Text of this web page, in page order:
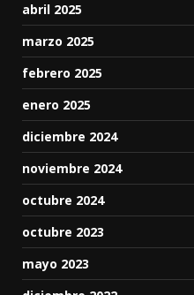
abril 2025
marzo 2025
febrero 2025
enero 2025
diciembre 2024
noviembre 2024
octubre 2024
octubre 2023
mayo 2023